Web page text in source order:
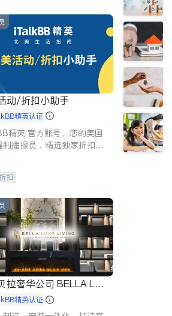
动/折扣小助手
精英认证
精英 官方账号。您的美国
利播报员，精选独家折扣、
扣
华公司 BELLA LUX
精英认证